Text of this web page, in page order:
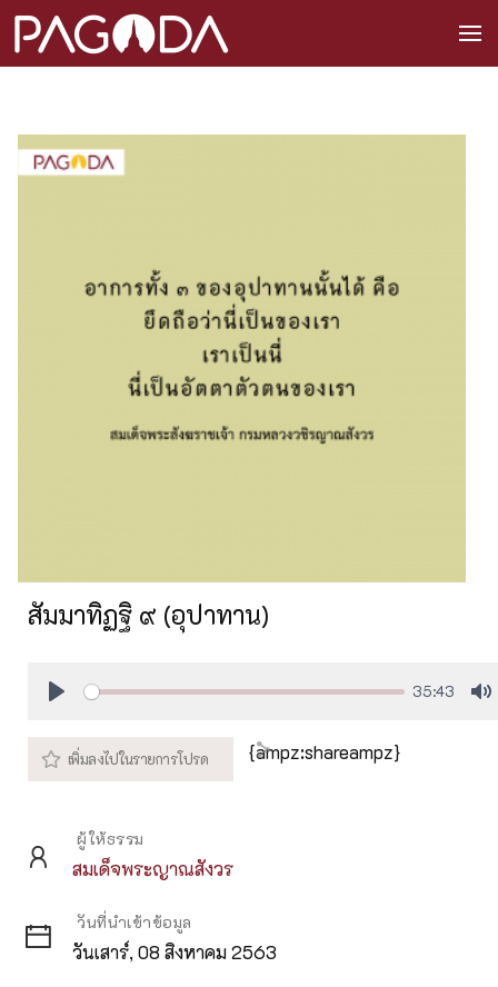
สัมมาทิฏฐิ ๙ (อุปาทาน)
35:43
{ampz:shareampz}
ผู้ให้ธรรม
สมเด็จพระญาณสังวร
วันที่นำเข้าข้อมูล
วันเสาร์, 08 สิงหาคม 2563